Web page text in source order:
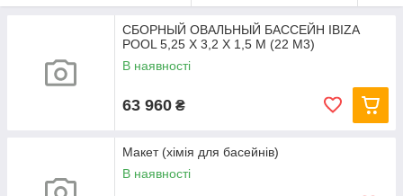
СБОРНЫЙ ОВАЛЬНЫЙ БАССЕЙН IBIZA
POOL 5,25 Х 3,2 Х 1,5 М (22 М3)
В наявності
63 960 ₴
Макет (хімія для басейнів)
В наявності